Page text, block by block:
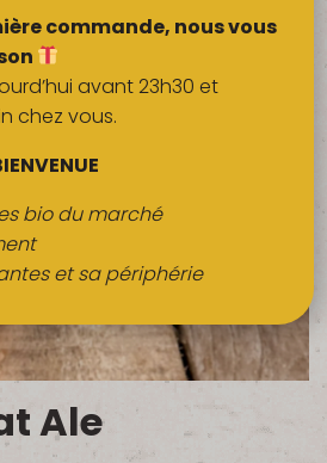
Boulangerie
Crémerie
Poissons
sucrée
Épices
Boissons
NOUS ?
BIO AU BUREAU
Ale
commande, nous vous
avant 23h30 et
chez vous.
bio du marché
et sa périphérie